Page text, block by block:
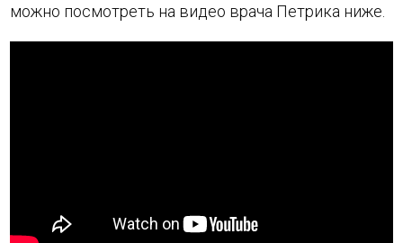
можно посмотреть на видео врача Петрика ниже.